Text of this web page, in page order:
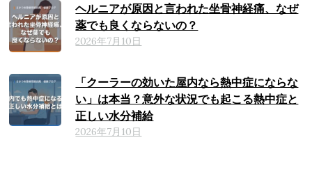
ヘルニアが原因と言われた坐骨神経痛、なぜ
薬でも良くならないの？
2026年7月10日
「クーラーの効いた屋内なら熱中症にならな
い」は本当？意外な状況でも起こる熱中症と
正しい水分補給
2026年7月10日